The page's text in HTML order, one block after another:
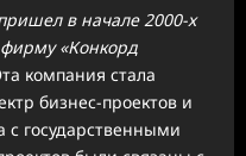
в начале 2000-х
«Конкорд
компания стала
бизнес-проектов и
с государственными